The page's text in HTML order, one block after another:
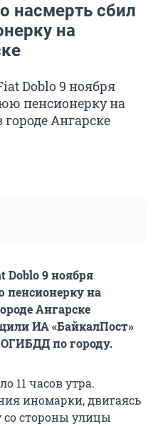
насмерть сбил
на
Doblo 9 ноября
пенсионерку на
Ангарске
Doblo 9 ноября
пенсионерку на
Ангарске
ИА «БайкалПост»
ОГИБДД по городу.
11 часов утра.
иномарки, двигаясь
со стороны улицы